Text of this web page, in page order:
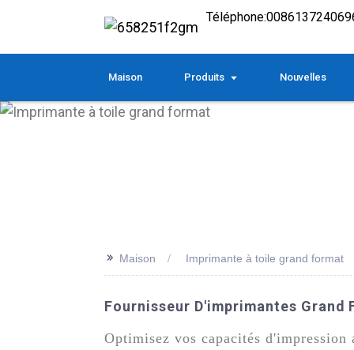
Téléphone:
Maison Produits Nouvelles
>> Maison Imprimante à toile grand format
Fournisseur D'imprimantes Grand
Optimisez vos capacités